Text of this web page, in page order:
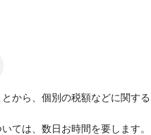
から、個別の税額などに関する
ては、数日お時間を要します。